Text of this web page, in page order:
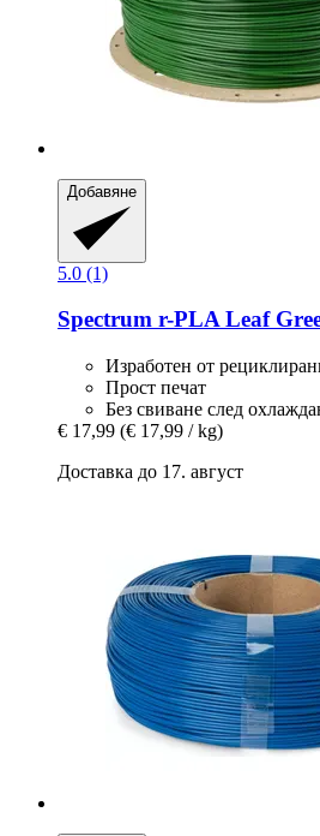
Добавяне
5.0 (1)
Spectrum r-​PLA Leaf
Изработен от
Прост печат
Без свиване след
€ 17,99 (€ 17,99 / kg)
Доставка до 17. август